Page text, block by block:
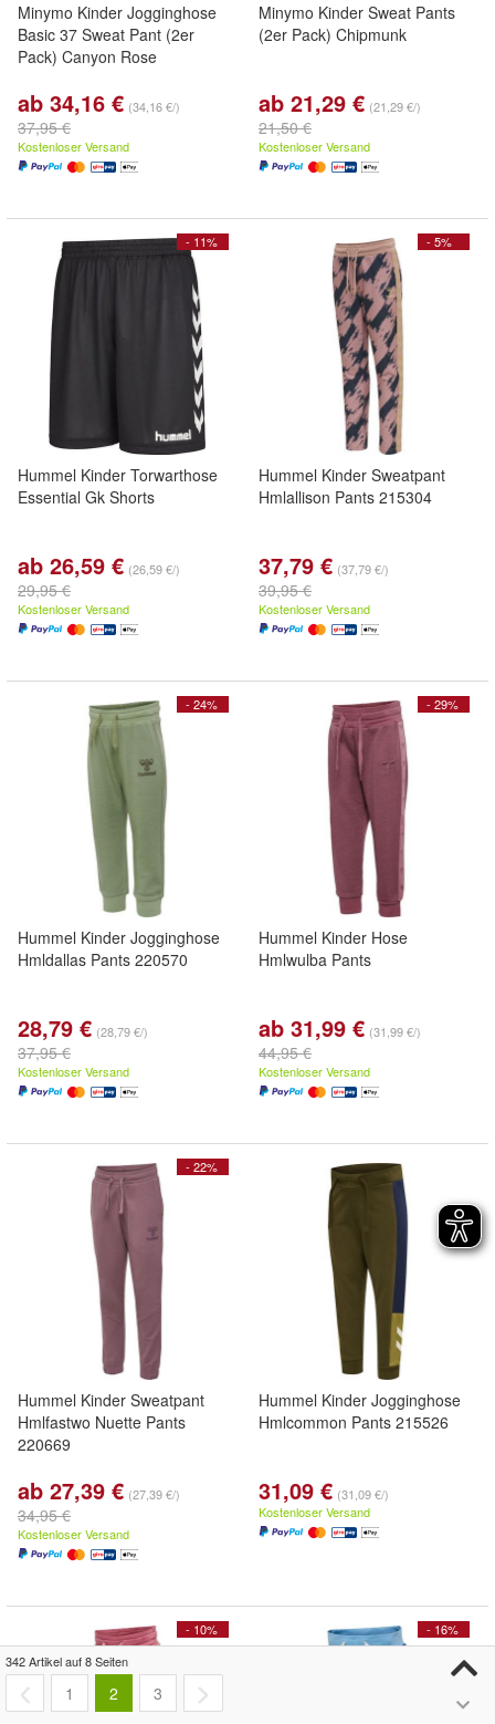
Minymo Kinder Jogginghose
Basic 37 Sweat Pant (2er
Pack) Canyon Rose
ab 34,16 € (34,16 €/)
37,95 €
Kostenloser Versand
Minymo Kinder Sweat Pants
(2er Pack) Chipmunk
ab 21,29 € (21,29 €/)
21,50 €
Kostenloser Versand
- 11%
Hummel Kinder Torwarthose
Essential Gk Shorts
ab 26,59 € (26,59 €/)
29,95 €
Kostenloser Versand
- 5%
Hummel Kinder Sweatpant
Hmlallison Pants 215304
37,79 € (37,79 €/)
39,95 €
Kostenloser Versand
- 24%
Hummel Kinder Jogginghose
Hmldallas Pants 220570
28,79 € (28,79 €/)
37,95 €
Kostenloser Versand
- 29%
Hummel Kinder Hose
Hmlwulba Pants
ab 31,99 € (31,99 €/)
44,95 €
Kostenloser Versand
- 22%
Hummel Kinder Sweatpant
Hmlfastwo Nuette Pants
220669
ab 27,39 € (27,39 €/)
34,95 €
Kostenloser Versand
Hummel Kinder Jogginghose
Hmlcommon Pants 215526
31,09 € (31,09 €/)
Kostenloser Versand
- 10%
- 16%
342 Artikel auf 8 Seiten
1 2 3